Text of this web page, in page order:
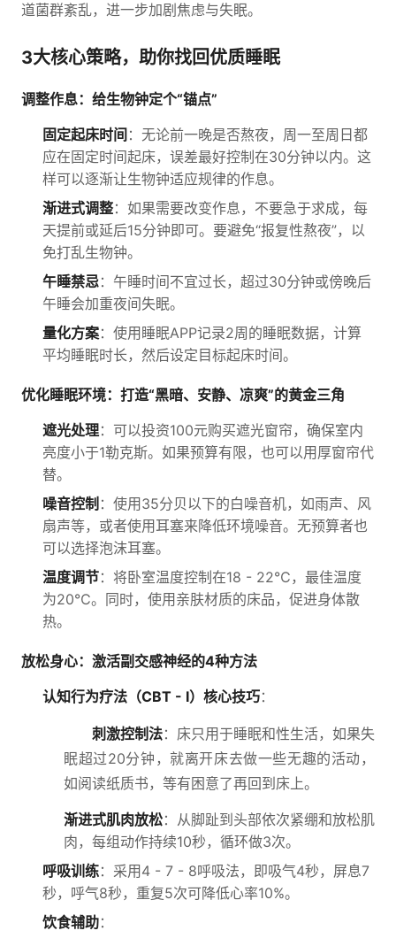
道菌群紊乱，进一步加剧焦虑与失眠。
3大核心策略，助你找回优质睡眠
调整作息：给生物钟定个“锚点”
固定起床时间 ：无论前一晚是否熬夜，周一至周日都
应在固定时间起床，误差最好控制在30分钟以内。这
样可以逐渐让生物钟适应规律的作息。
渐进式调整：如果需要改变作息，不要急于求成，每
天提前或延后15分钟即可。要避免“报复性熬夜”，以
免打乱生物钟。
午睡禁忌：午睡时间不宜过长，超过30分钟或傍晚后
午睡会加重夜间失眠。
量化方案：使用睡眠APP记录2周的睡眠数据，计算
平均睡眠时长，然后设定目标起床时间。
优化睡眠环境：打造“黑暗、安静、凉爽”的黄金三角
遮光处理：可以投资100元购买遮光窗帘，确保室内
亮度小于1勒克斯。如果预算有限，也可以用厚窗帘代
替。
噪音控制 ：使用35分贝以下的白噪音机，如雨声、风
扇声等，或者使用耳塞来降低环境噪音。无预算者也
可以选择泡沫耳塞。
温度调节：将卧室温度控制在18 - 22℃，最佳温度
为20℃。同时，使用亲肤材质的床品，促进身体散
热。
放松身心：激活副交感神经的4种方法
认知行为疗法（CBT - I）核心技巧：
刺激控制法：床只用于睡眠和性生活，如果失
眠超过20分钟，就离开床去做一些无趣的活动，
如阅读纸质书，等有困意了再回到床上。
渐进式肌肉放松：从脚趾到头部依次紧绷和放松肌
肉，每组动作持续10秒，循环做3次。
呼吸训练：采用4 - 7 - 8呼吸法，即吸气4秒，屏息7
秒，呼气8秒，重复5次可降低心率10%。
饮食辅助：